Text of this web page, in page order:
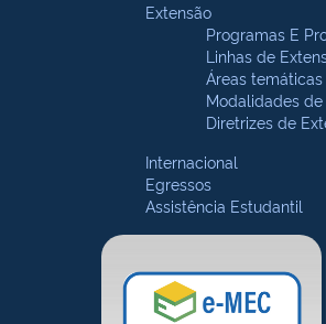
Extensão
Programas E
Linhas de
Áreas temáticas
Modalidades
Diretrizes de
Internacional
Egressos
Assistência Estudantil